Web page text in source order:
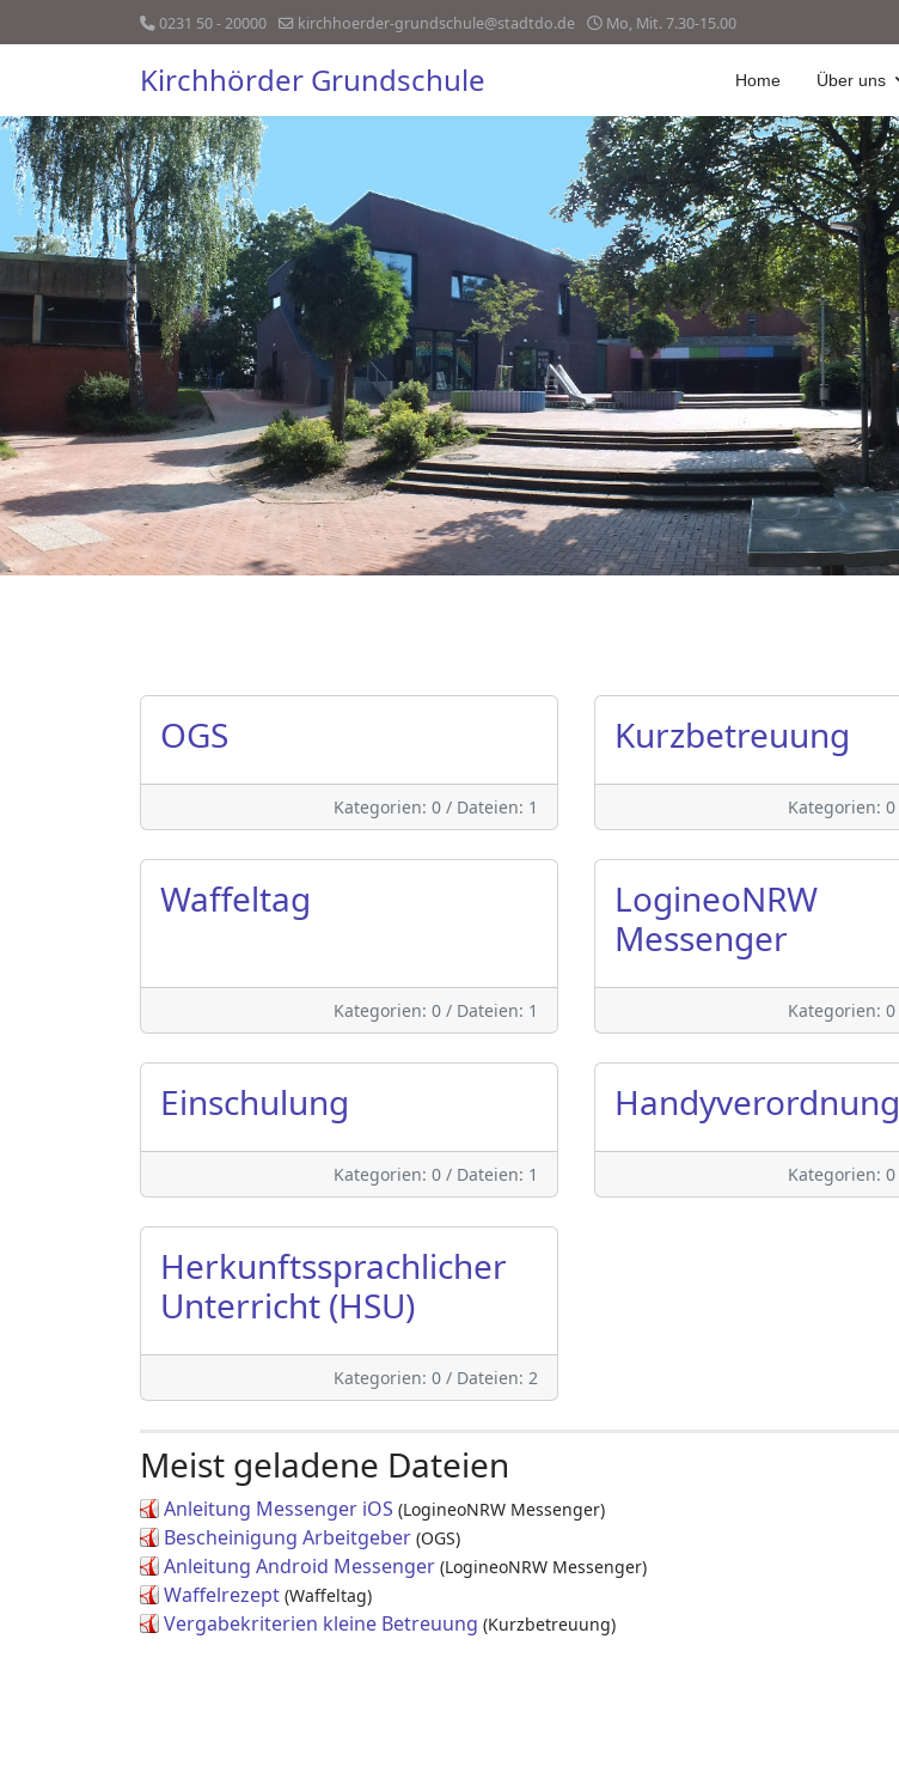
0231 50 - 20000 kirchhoerder-grundschule@stadtdo.de Mo, Mit. 7.30-15.00
Kirchhörder Grundschule Home Über uns
OGS
Kategorien: 0 / Dateien: 1
Kurzbetreuung
Kategorien: 0
Waffeltag
Kategorien: 0 / Dateien: 1
LogineoNRW
Messenger
Kategorien: 0
Einschulung
Kategorien: 0 / Dateien: 1
Handyverordnung
Kategorien: 0
Herkunftssprachlicher
Unterricht (HSU)
Kategorien: 0 / Dateien: 2
Meist geladene Dateien
Anleitung Messenger iOS (LogineoNRW Messenger)
Bescheinigung Arbeitgeber (OGS)
Anleitung Android Messenger (LogineoNRW Messenger)
Waffelrezept (Waffeltag)
Vergabekriterien kleine Betreuung (Kurzbetreuung)